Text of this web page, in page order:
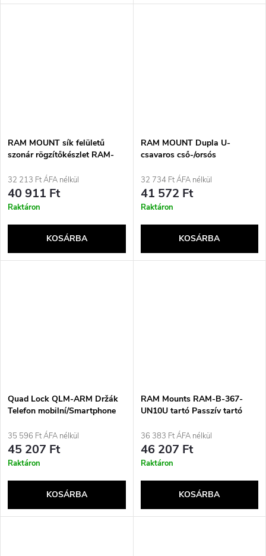
RAM MOUNT sík felületű
szonár rögzítőkészlet RAM-
32 213 Ft ÁFA nélkül
40 911 Ft
Raktáron
KOSÁRBA
RAM MOUNT Dupla U-
csavaros cső-/orsós
32 734 Ft ÁFA nélkül
41 572 Ft
Raktáron
KOSÁRBA
Quad Lock QLM-ARM Držák
Telefon mobilní/Smartphone
35 596 Ft ÁFA nélkül
45 207 Ft
Raktáron
KOSÁRBA
RAM Mounts RAM-B-367-
UN10U tartó Passzív tartó
Fekete
36 383 Ft ÁFA nélkül
46 207 Ft
Raktáron
KOSÁRBA